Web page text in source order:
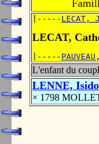
|----- LECAT,
LECAT,
|-----
L'enfant du
LENNE,
× 1798